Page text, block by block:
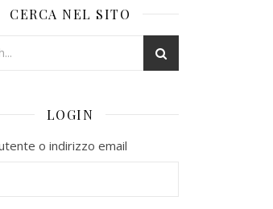
CERCA NEL SITO
LOGIN
o indirizzo email